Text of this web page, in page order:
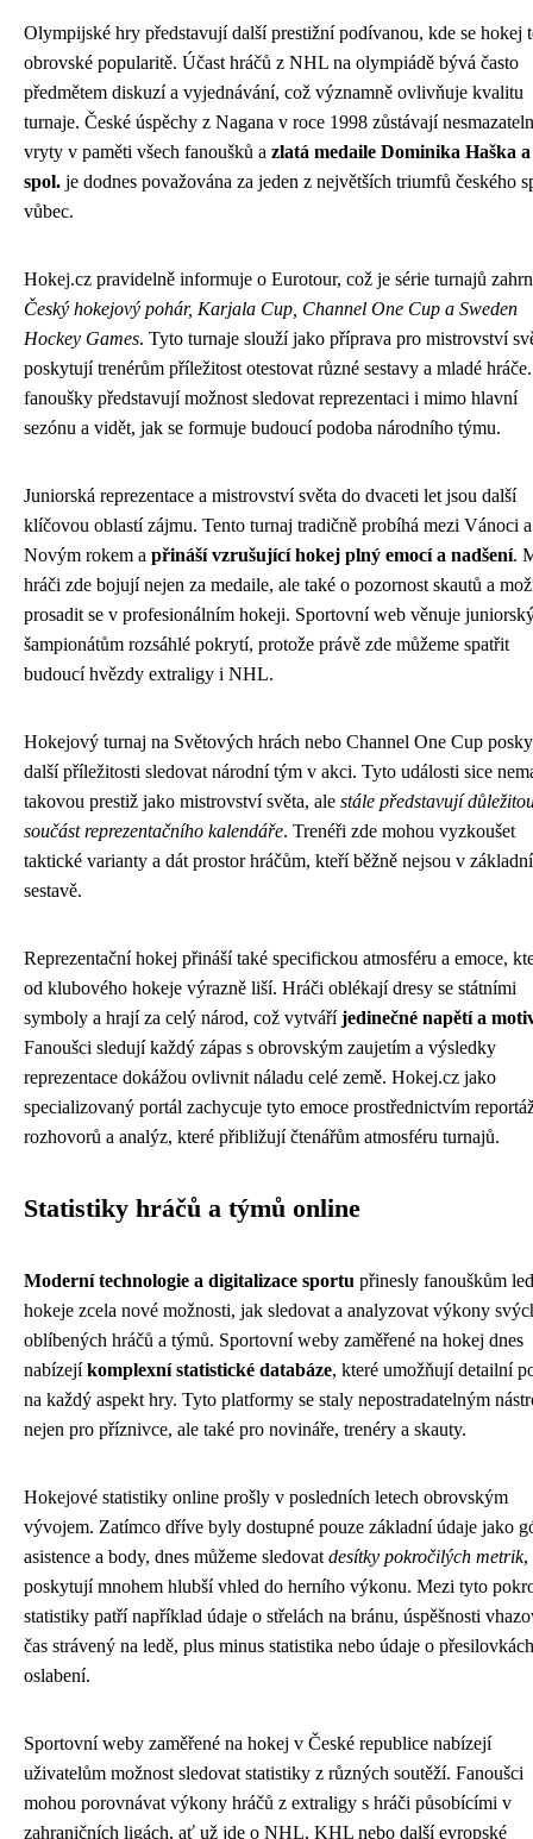
Olympijské hry představují další prestižní podívanou, kde se hokej
obrovské popularitě. Účast hráčů z NHL na olympiádě bývá často
předmětem diskuzí a vyjednávání, což významně ovlivňuje kvalitu
turnaje. České úspěchy z Nagana v roce 1998 zůstávají
vryty v paměti všech fanoušků a zlatá medaile Dominika Haška a
spol. je dodnes považována za jeden z největších triumfů českého
vůbec.
Hokej.cz pravidelně informuje o Eurotour, což je série turnajů
Český hokejový pohár, Karjala Cup, Channel One Cup a Sweden
Hockey Games. Tyto turnaje slouží jako příprava pro mistrovství
poskytují trenérům příležitost otestovat různé sestavy a mladé
fanoušky představují možnost sledovat reprezentaci i mimo hlavní
sezónu a vidět, jak se formuje budoucí podoba národního týmu.
Juniorská reprezentace a mistrovství světa do dvaceti let jsou další
klíčovou oblastí zájmu. Tento turnaj tradičně probíhá mezi Vánoci a
Novým rokem a přináší vzrušující hokej plný emocí a nadšení.
hráči zde bojují nejen za medaile, ale také o pozornost skautů a
prosadit se v profesionálním hokeji. Sportovní web věnuje
šampionátům rozsáhlé pokrytí, protože právě zde můžeme spatřit
budoucí hvězdy extraligy i NHL.
Hokejový turnaj na Světových hrách nebo Channel One Cup
další příležitosti sledovat národní tým v akci. Tyto události sice
takovou prestiž jako mistrovství světa, ale stále představují
součást reprezentačního kalendáře. Trenéři zde mohou vyzkoušet
taktické varianty a dát prostor hráčům, kteří běžně nejsou v základní
sestavě.
Reprezentační hokej přináší také specifickou atmosféru a emoce,
od klubového hokeje výrazně liší. Hráči oblékají dresy se státními
symboly a hrají za celý národ, což vytváříjedinečné napětí a
Fanoušci sledují každý zápas s obrovským zaujetím a výsledky
reprezentace dokážou ovlivnit náladu celé země. Hokej.cz jako
specializovaný portál zachycuje tyto emoce prostřednictvím
rozhovorů a analýz, které přibližují čtenářům atmosféru turnajů.
Statistiky hráčů a týmů online
Moderní technologie a digitalizace sportu přinesly fanouškům
hokeje zcela nové možnosti, jak sledovat a analyzovat výkony
oblíbených hráčů a týmů. Sportovní weby zaměřené na hokej dnes
nabízejíkomplexní statistické databáze, které umožňují detailní
na každý aspekt hry. Tyto platformy se staly nepostradatelným
nejen pro příznivce, ale také pro novináře, trenéry a skauty.
Hokejové statistiky online prošly v posledních letech obrovským
vývojem. Zatímco dříve byly dostupné pouze základní údaje jako
asistence a body, dnes můžeme sledovat desítky pokročilých metrik,
poskytují mnohem hlubší vhled do herního výkonu. Mezi tyto
statistiky patří například údaje o střelách na bránu, úspěšnosti
čas strávený na ledě, plus minus statistika nebo údaje o
oslabení.
Sportovní weby zaměřené na hokej v České republice nabízejí
uživatelům možnost sledovat statistiky z různých soutěží. Fanoušci
mohou porovnávat výkony hráčů z extraligy s hráči působícími v
zahraničních ligách, ať už jde o NHL, KHL nebo další evropské